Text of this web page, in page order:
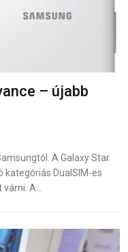
– újabb
A Galaxy Star
kategóriás DualSIM-es
várni. A…